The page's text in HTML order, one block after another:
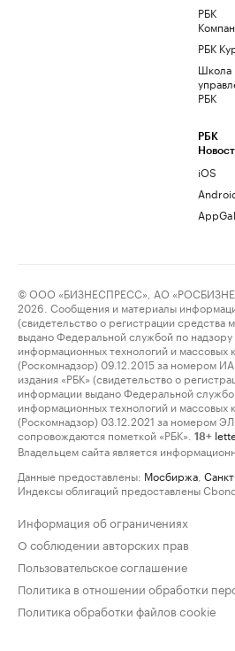
РБК
РБК
Школа
РБК
РБК
iOS
© ООО «БИЗНЕСПРЕСС», АО
2026. Сообщения и материалы
(свидетельство о регистрации средства
выдано Федеральной службой по надзору
информационных технологий и массовых
(Роскомнадзор) 09.12.2015 за номером
издания «РБК» (свидетельство о
информации выдано Федеральной
информационных технологий и массовых
(Роскомнадзор) 03.12.2021 за номером
сопровождаются пометкой «РБК».
18+
Владельцем сайта является
Данные предоставлены: Мосбиржа
Индексы облигаций предоставлены
Информация об ограничениях
О соблюдении авторских прав
Пользовательское соглашение
Политика в отношении обработки
Политика обработки файлов cookie